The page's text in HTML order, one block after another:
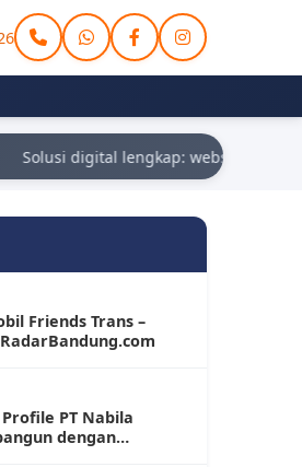
Solusi digital lengkap: website, aplikasi
Friends Trans –
PT Nabila
dengan